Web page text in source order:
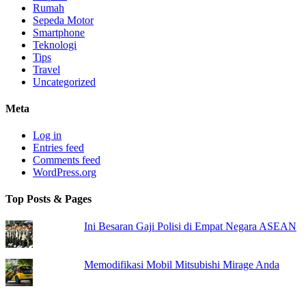
Rumah
Sepeda Motor
Smartphone
Teknologi
Tips
Travel
Uncategorized
Meta
Log in
Entries feed
Comments feed
WordPress.org
Top Posts & Pages
Ini Besaran Gaji Polisi di Empat Negara ASEAN
Memodifikasi Mobil Mitsubishi Mirage Anda